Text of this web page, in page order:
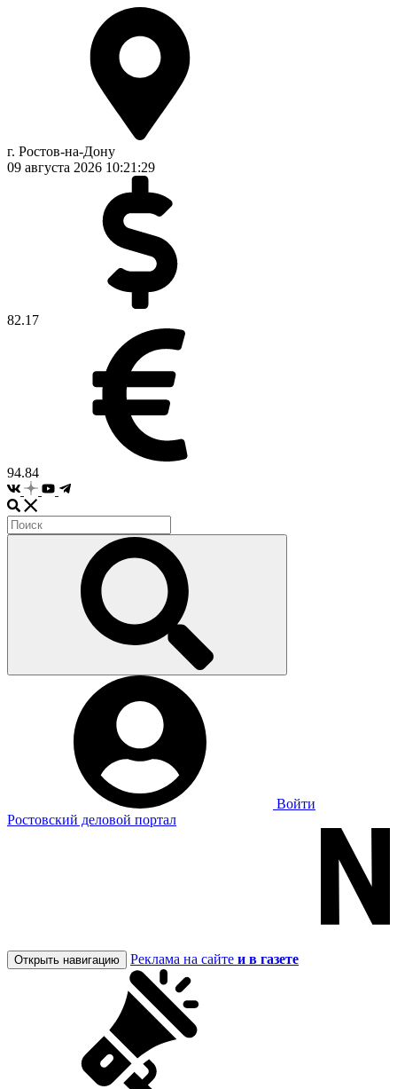
г. Ростов-на-Дону
09 августа 2026 10:21:29
82.17
94.84
Войти
Ростовский деловой портал
Открыть навигацию Реклама на сайте и в газете